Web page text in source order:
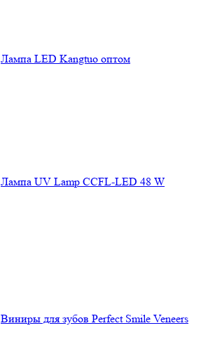
Лампа LED Kangtuo оптом
Лампа UV Lamp CCFL-LED 48 W
Виниры для зубов Perfect Smile Veneers